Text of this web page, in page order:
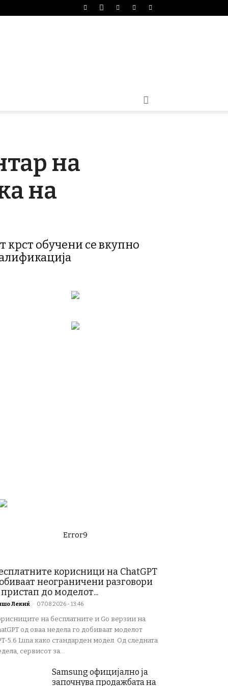
на
на
крст обучени се вкупно
Error9
корисници на ChatGPT
неограничени разговори
до моделот...
Лекиќ - 07.08.2026 - 13:46
на бесплатните и Go верзии на
од оваа недела го добиваат моделот
5.6 Luna како стандарден модел. Од следната
сервисот за...
Samsung официјално ја
започнува продажбата на